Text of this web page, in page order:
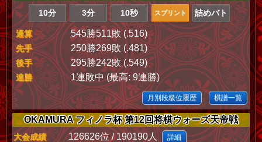
10分 3分 10秒 スプリント 詰めバト
通算 545勝511敗 (.516)
先手 250勝269敗 (.481)
後手 295勝242敗 (.549)
連勝 1連敗中 (最高: 9連勝)
月別段級位履歴 棋譜一覧
OKAMURA フィノラ杯 第12回将棋ウォーズ天帝戦
大会成績 126626位 / 190190人 詳細